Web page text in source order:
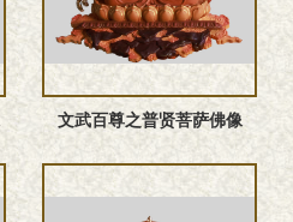
文武百尊之普贤菩萨佛像